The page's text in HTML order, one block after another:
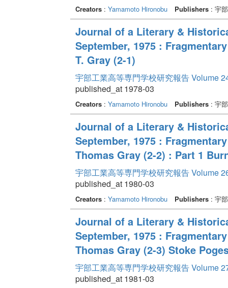
Creators: Yamamoto Hironobu Publishers: 宇部
Journal of a Literary &
September, 1975 :
T. Gray (2-1)
宇部工業高等専門学校研究報告 Volume
published_at 1978-03
Creators: Yamamoto Hironobu Publishers: 宇部
Journal of a Literary &
September, 1975 :
Thomas Gray (2-2) : Part 1
宇部工業高等専門学校研究報告 Volume
published_at 1980-03
Creators: Yamamoto Hironobu Publishers: 宇部
Journal of a Literary &
September, 1975 :
Thomas Gray (2-3) Stoke
宇部工業高等専門学校研究報告 Volume
published_at 1981-03